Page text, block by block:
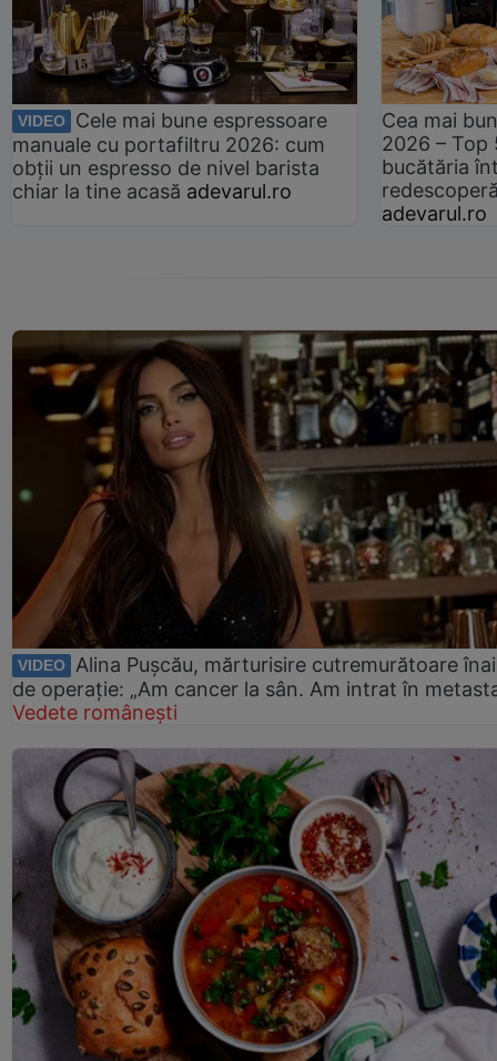
VIDEO
Cele mai bune espressoare
manuale cu portafiltru 2026: cum
obții un espresso de nivel barista
chiar la tine acasă adevarul.ro
Cea mai
2026 –
bucătăria
adevarul.ro
VIDEO
Alina Pușcău, mărturisire cutremurătoare
de operație: „Am cancer la sân. Am intrat în
Vedete românești